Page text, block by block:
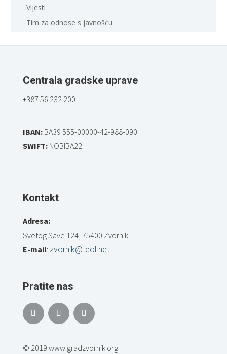
Vijesti
Tim za odnose s javnošću
Centrala gradske uprave
+387 56 232 200
IBAN:BA39 555-00000-42-988-090
SWIFT:NOBIBA22
Kontakt
Adresa:
Svetog Save 124, 75400 Zvornik
E-mail: zvornik@teol.net
Pratite nas
© 2019 www.gradzvornik.org